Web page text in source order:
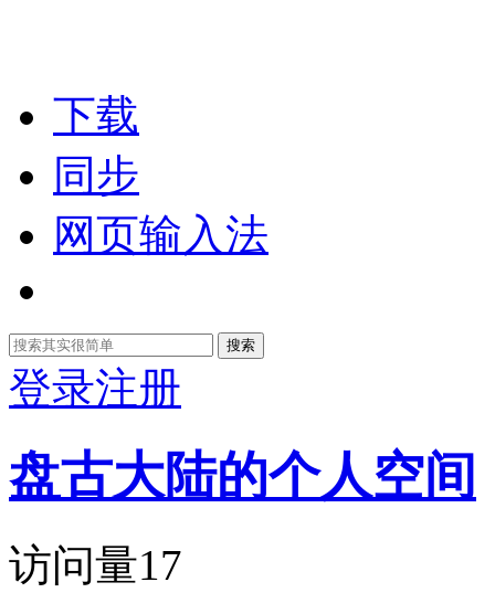
下载
同步
网页输入法
搜索
登录注册
盘古大陆的个人空间
访问量17